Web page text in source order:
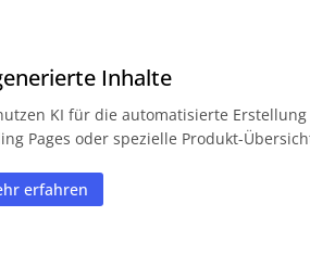
Inhalte
KI für die automatisierte
Pages oder spezielle Produkt-
erfahren